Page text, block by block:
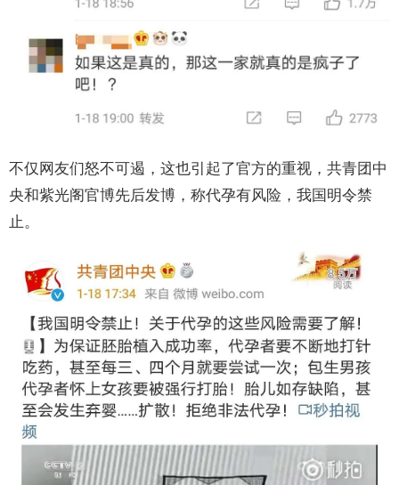
不仅网友们怒不可遏，这也引起了官方的重视，共青团中
央和紫光阁官博先后发博，称代孕有风险，我国明令禁
止。